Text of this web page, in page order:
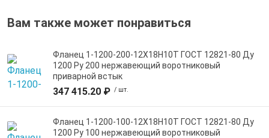
Вам также может понравиться
Фланец 1-1200-200-12Х18Н10Т ГОСТ 12821-80 Ду
1200 Ру 200 нержавеющий воротниковый
приварной встык
347 415.20 ₽ / шт.
Фланец 1-1200-100-12Х18Н10Т ГОСТ 12821-80 Ду
1200 Ру 100 нержавеющий воротниковый